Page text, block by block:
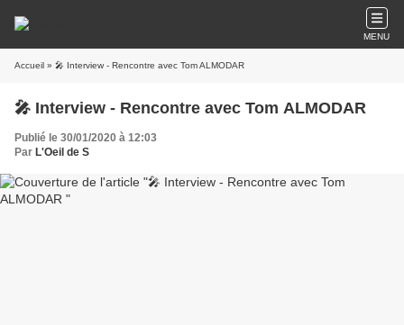
MENU
Accueil » 🎤 Interview - Rencontre avec Tom ALMODAR
🎤 Interview - Rencontre avec Tom ALMODAR
Publié le 30/01/2020 à 12:03
Par L'Oeil de S